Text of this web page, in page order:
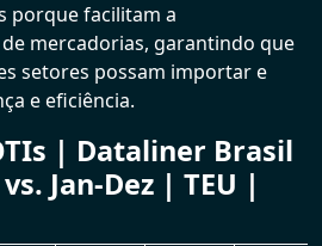
porque facilitam a
mercadorias, garantindo que
setores possam importar e
e eficiência.
| Dataliner Brasil
Jan-Dez | TEU |